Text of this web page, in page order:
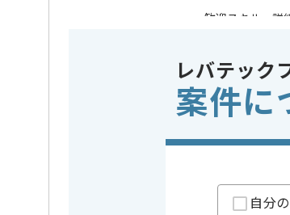
歓迎スキル
・
※上記に似た経験
この案件で扱う技術 フレームワーク
レバテック
案件に
自分